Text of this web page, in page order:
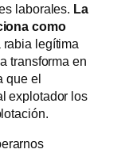
laborales. La
como
legítima
transforma en
que el
explotador los